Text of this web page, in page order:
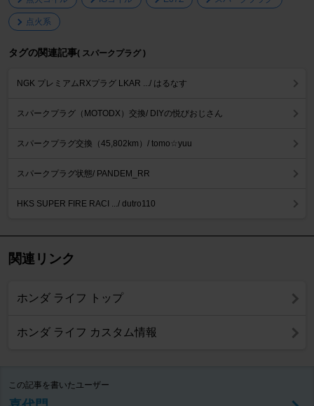
点火系
タグの関連記事( スパークプラグ )
NGK プレミアムRXプラグ LKAR .../ はるなす
スパークプラグ（MOTODX）交換/ DIYの悦びおじさん
スパークプラグ交換（45,802km）/ tomo☆yuu
スパークプラグ状態/ PANDEM_RR
HKS SUPER FIRE RACI .../ dutro110
関連リンク
ホンダ ライフ トップ
ホンダ ライフ カスタム情報
この記事を書いたユーザー